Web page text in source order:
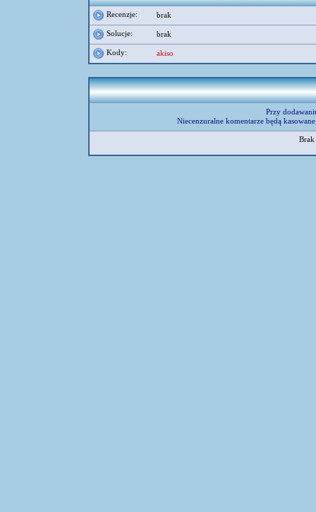
Recenzje: brak
Solucje: brak
Kody: akiso
Przy
Niecenzuralne komentarze będą